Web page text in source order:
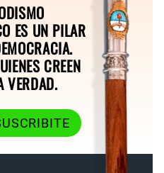
ES UN PILAR
CREEN
VERDAD.